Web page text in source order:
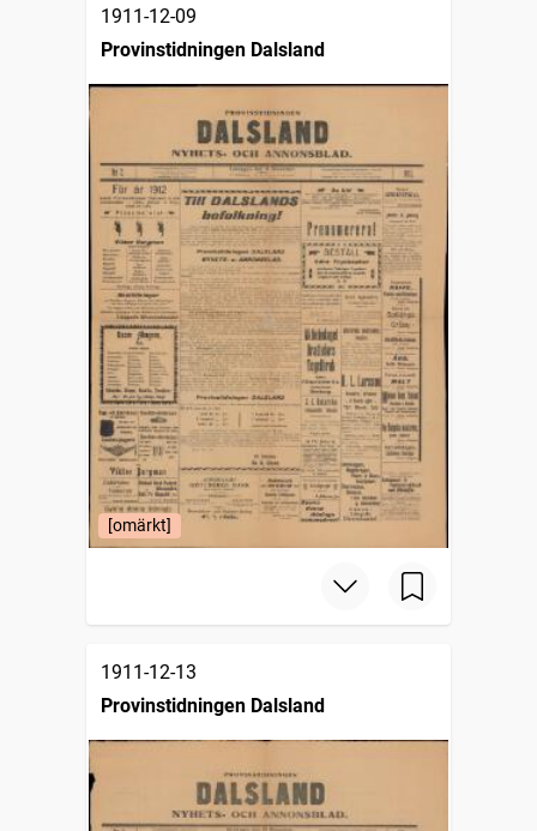
1911-12-09
Provinstidningen Dalsland
[omärkt]
1911-12-13
Provinstidningen Dalsland